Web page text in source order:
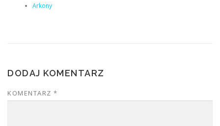
Arkony
DODAJ KOMENTARZ
KOMENTARZ *